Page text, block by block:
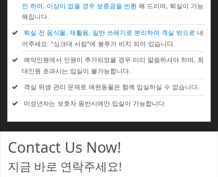
인 하며, 이상이 없을 경우 보증금을 반환해 드리며, 퇴실이 가능
해집니다.
퇴실 전 음식물, 재활용, 일반 쓰레기로 분리하여 객실 밖으로 내
어주세요. "싱크대 서랍"에 봉투가 비치 되어 있습니다.
예약인원에서 인원이 추가되었을 경우 미리 말씀하셔야 하며, 최
대인원 초과시는 입실이 불가능합니다.
객실 위생 관리 문제로 애완동물은 함께 입실하실 수 없습니다.
미성년자는 보호자 동반시에만 입실이 가능합니다.
Contact Us Now!
지금 바로 연락주세요!